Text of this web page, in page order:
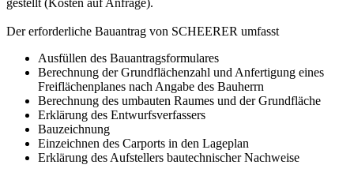
gestellt (Kosten auf Anfrage).
Der erforderliche Bauantrag von SCHEERER umfasst
Ausfüllen des Bauantragsformulares
Berechnung der Grundflächenzahl und Anfertigung eines
Freiflächenplanes nach Angabe des Bauherrn
Berechnung des umbauten Raumes und der Grundfläche
Erklärung des Entwurfsverfassers
Bauzeichnung
Einzeichnen des Carports in den Lageplan
Erklärung des Aufstellers bautechnischer Nachweise